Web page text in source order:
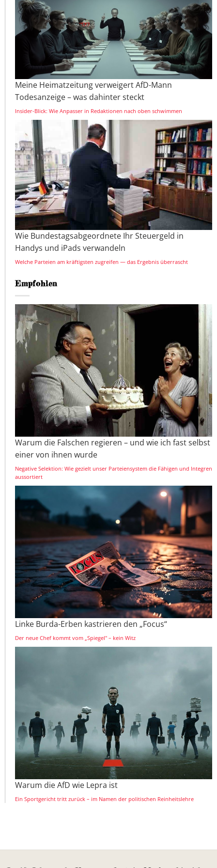
Meine Heimatzeitung verweigert AfD-Mann
Todesanzeige – was dahinter steckt
Insider-Blick: Wie Anpasser in Redaktionen nach oben schwimmen
Wie Bundestagsabgeordnete Ihr Steuergeld in
Handys und iPads verwandeln
Welche Parteien am kräftigsten zugreifen — das Ergebnis überrascht
Empfohlen
Warum die Falschen regieren – und wie ich fast selbst
einer von ihnen wurde
Negative Selektion: Wie gezielt unser Parteiensystem die Fähigen und Integren
aussortiert
Linke Burda-Erben kastrieren den „Focus“
Der neue Chef kommt vom „Spiegel" – kein Witz
Warum die AfD wie Lepra ist
Ein Sportgericht tritt zurück – im Namen der politischen Reinheitslehre